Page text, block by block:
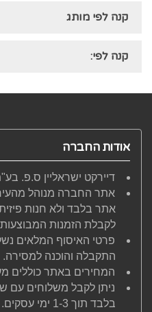
קנה לפי מותג
קנה לפי:
אודות החברה
דיירקט ישראליין ס.פ. בע"מ
אתר החברה מנוהל מהעיר
אתר בלבד ולא חנות
לקבלת הזמנות
פרטי האיסוף המלאים
התקבלה והוכנה למסירה.
המחירים באתר כוללים
בלבד תוך 1-3 ימי עסקים.